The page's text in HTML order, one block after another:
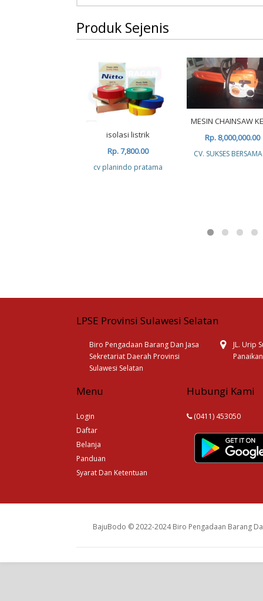
Produk Sejenis
isolasi listrik
Rp. 7,800.00
cv planindo pratama
MESIN CHAINSAW
Rp. 8,000,000.00
CV. SUKSES
LPSE Provinsi Sulawesi Selatan
Biro Pengadaan Barang Dan Jasa
Sekretariat Daerah Provinsi
Sulawesi Selatan
JL. Urip
Menu
Login
Daftar
Belanja
Panduan
Syarat Dan Ketentuan
Hubungi Kami
(0411) 453050
BajuBodo © 2022-2024 Biro Pengadaan Barang